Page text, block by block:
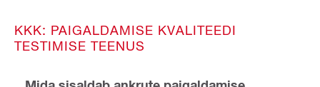
KKK: PAIGALDAMISE KVALITEEDI
TESTIMISE TEENUS